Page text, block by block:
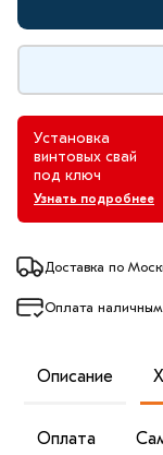
Установка
винтовых свай
под ключ
Узнать подробнее
Доставка по
Оплата
Описание
Оплата